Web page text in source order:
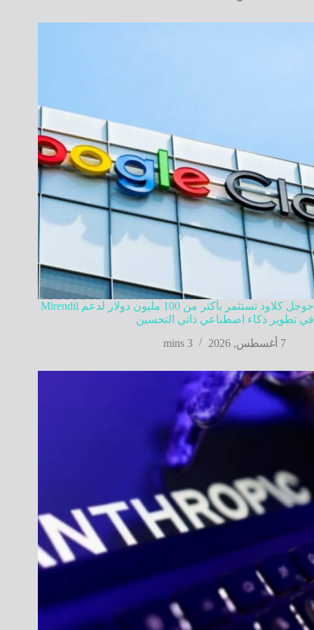
جوجل كلاود تستثمر بأكثر من 100 مليون دولار لدعم Mirendil
في تطوير ذكاء اصطناعي ذاتي التحسين
7 أغسطس, 2026
3 mins